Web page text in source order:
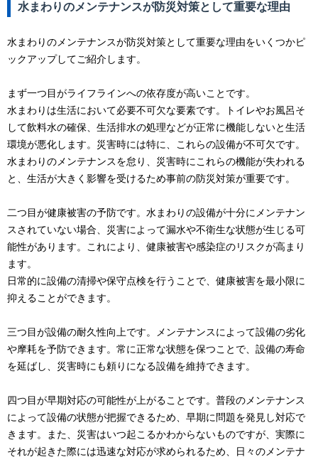
水まわりのメンテナンスが防災対策として重要な理由
水まわりのメンテナンスが防災対策として重要な理由をいくつかピ
ックアップしてご紹介します。
まず一つ目がライフラインへの依存度が高いことです。
水まわりは生活において必要不可欠な要素です。トイレやお風呂そ
して飲料水の確保、生活排水の処理などが正常に機能しないと生活
環境が悪化します。災害時には特に、これらの設備が不可欠です。
水まわりのメンテナンスを怠り、災害時にこれらの機能が失われる
と、生活が大きく影響を受けるため事前の防災対策が重要です。
二つ目が健康被害の予防です。水まわりの設備が十分にメンテナン
スされていない場合、災害によって漏水や不衛生な状態が生じる可
能性があります。これにより、健康被害や感染症のリスクが高まり
ます。
日常的に設備の清掃や保守点検を行うことで、健康被害を最小限に
抑えることができます。
三つ目が設備の耐久性向上です。メンテナンスによって設備の劣化
や摩耗を予防できます。常に正常な状態を保つことで、設備の寿命
を延ばし、災害時にも頼りになる設備を維持できます。
四つ目が早期対応の可能性が上がることです。普段のメンテナンス
によって設備の状態が把握できるため、早期に問題を発見し対応で
きます。また、災害はいつ起こるかわからないものですが、実際に
それが起きた際には迅速な対応が求められるため、日々のメンテナ